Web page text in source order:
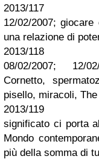
2013/117 *
12/02/2007;
una relazione di
2013/118 *
08/02/2007; 12/
Cornetto,
pisello, miracoli,
2013/119 *
significato ci porta
Mondo
più della somma di